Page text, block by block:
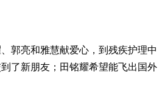
郭亮和雅慧献爱心，到残疾护理中
了新朋友；田铭耀希望能飞出国外